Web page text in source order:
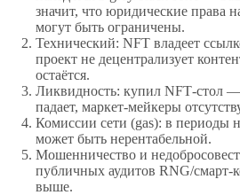
значит, что юридические права
могут быть ограничены.
Технический: NFT владеет
проект не децентрализует
остаётся.
Ликвидность: купил NFT‑стол
падает, маркет‑мейкеры
Комиссии сети (gas): в периоды
может быть нерентабельной.
Мошенничество и
публичных аудитов RNG/
выше.